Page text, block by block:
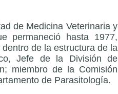
de Medicina Veterinaria y
permaneció hasta 1977,
de la estructura de la
Jefe de la División de
miembro de la Comisión
de Parasitología.